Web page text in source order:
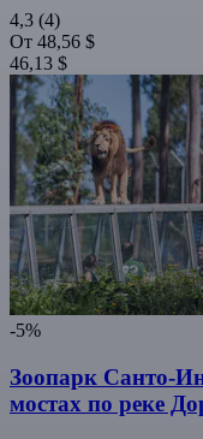
4,3 (4)
От 48,56 $
46,13 $
-5%
Зоопарк Санто-
мостах по реке